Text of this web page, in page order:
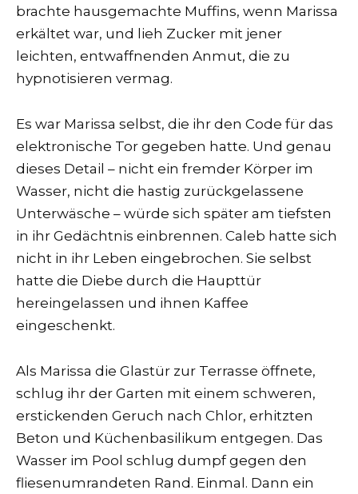
brachte hausgemachte Muffins, wenn Marissa
erkältet war, und lieh Zucker mit jener
leichten, entwaffnenden Anmut, die zu
hypnotisieren vermag.
Es war Marissa selbst, die ihr den Code für das
elektronische Tor gegeben hatte. Und genau
dieses Detail – nicht ein fremder Körper im
Wasser, nicht die hastig zurückgelassene
Unterwäsche – würde sich später am tiefsten
in ihr Gedächtnis einbrennen. Caleb hatte sich
nicht in ihr Leben eingebrochen. Sie selbst
hatte die Diebe durch die Haupttür
hereingelassen und ihnen Kaffee
eingeschenkt.
Als Marissa die Glastür zur Terrasse öffnete,
schlug ihr der Garten mit einem schweren,
erstickenden Geruch nach Chlor, erhitzten
Beton und Küchenbasilikum entgegen. Das
Wasser im Pool schlug dumpf gegen den
fliesenumrandeten Rand. Einmal. Dann ein